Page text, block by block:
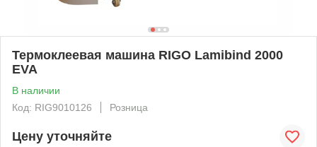
Термоклеевая машина RIGO Lamibind 2000
EVA
В наличии
Код: RIG9010126
Розница
Цену уточняйте